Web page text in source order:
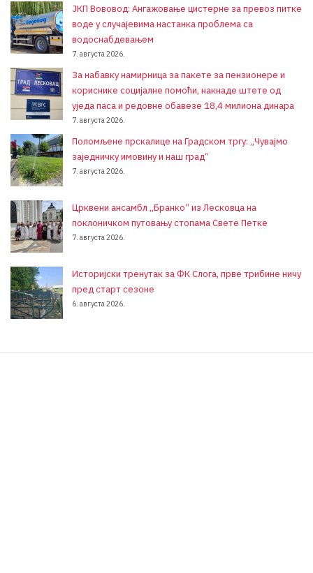
ЈКП Вововод: Ангажовање цистерне за превоз питке
воде у случајевима настанка проблема са
водоснабдевањем
7. августа 2026.
За набавку намирница за пакете за пензионере и
кориснике социјалне помоћи, накнаде штете од
уједа паса и редовне обавезе 18,4 милиона динара
7. августа 2026.
Поломљене прскалице на Градском тргу: „Чувајмо
заједничку имовину и наш град“
7. августа 2026.
Црквени ансамбл „Бранко“ из Лесковца на
поклоничком путовању стопама Свете Петке
7. августа 2026.
Историјски тренутак за ФК Слога, прве трибине ничу
пред старт сезоне
6. августа 2026.